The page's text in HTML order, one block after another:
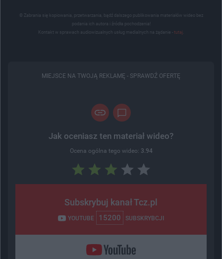
© Zabrania się kopiowania, przetwarzania, bądź dalszego publikowania materiałów wideo bez
podania ich autora i źródła pochodzenia!
Kontakt w sprawach audiowizualnych usług medialnych na żądanie - tutaj
MIEJSCE NA TWOJĄ REKLAMĘ - SPRAWDŹ OFERTĘ
Jak oceniasz ten materiał wideo?
Ocena ogólna tego wideo: 3.94
Subskrybuj kanał Tcz.pl
YOUTUBE 15200 SUBSKRYBCJI